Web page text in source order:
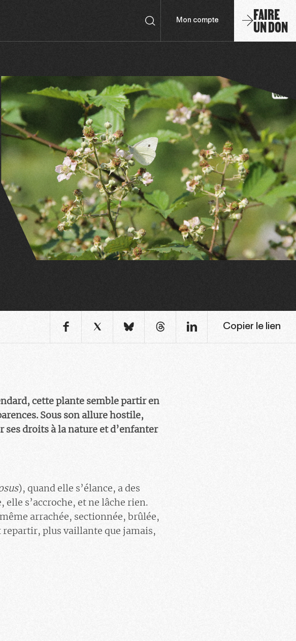
Mon compte FAIRE
UN DON
Copier le lien
cette plante semble partir en
Sous son allure hostile,
droits à la nature et d’enfanter
), quand elle s’élance, a des
s’accroche, et ne lâche rien.
arrachée, sectionnée, brûlée,
plus vaillante que jamais,